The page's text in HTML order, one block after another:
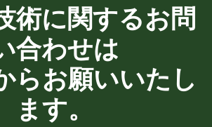
術に関するお問
合わせは
らお願いいたし
ます。